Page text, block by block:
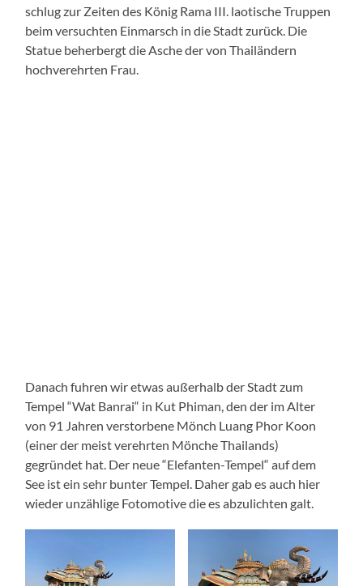
schlug zur Zeiten des König Rama III. laotische Truppen
beim versuchten Einmarsch in die Stadt zurück. Die
Statue beherbergt die Asche der von Thailändern
hochverehrten Frau.
Danach fuhren wir etwas außerhalb der Stadt zum
Tempel “Wat Banrai“ in Kut Phiman, den der im Alter
von 91 Jahren verstorbene Mönch Luang Phor Koon
(einer der meist verehrten Mönche Thailands)
gegründet hat. Der neue “Elefanten-Tempel“ auf dem
See ist ein sehr bunter Tempel. Daher gab es auch hier
wieder unzählige Fotomotive die es abzulichten galt.